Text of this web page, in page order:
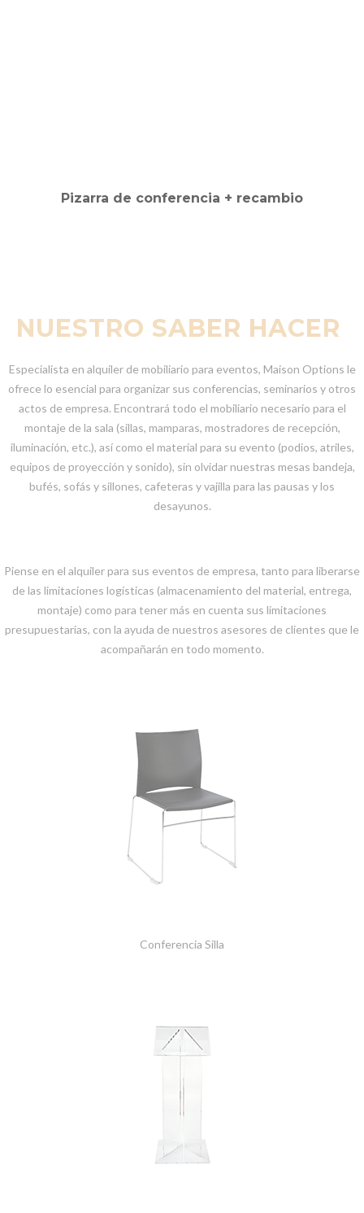
NUESTRO SABER HACER
Especialista en alquiler de mobiliario para eventos, Maison Options le
ofrece lo esencial para organizar sus conferencias, seminarios y otros
actos de empresa. Encontrará todo el mobiliario necesario para el
montaje de la sala (sillas, mamparas, mostradores de recepción,
iluminación, etc.), así como el material para su evento (podios, atriles,
equipos de proyección y sonido), sin olvidar nuestras mesas bandeja,
bufés, sofás y sillones, cafeteras y vajilla para las pausas y los
desayunos.
Piense en el alquiler para sus eventos de empresa, tanto para liberarse
de las limitaciones logísticas (almacenamiento del material, entrega,
montaje) como para tener más en cuenta sus limitaciones
presupuestarias, con la ayuda de nuestros asesores de clientes que le
acompañarán en todo momento.
Conferencia Silla